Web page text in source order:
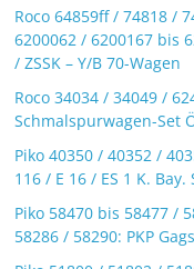
Roco 64859ff / 74818 /
6200062 / 6200167 bis
/ ZSSK – Y/B 70-Wagen
Roco 34034 / 34049 /
Schmalspurwagen-Set
Piko 40350 / 40352 /
116 / E 16 / ES 1 K. Bay.
Piko 58470 bis 58477 /
58286 / 58290: PKP